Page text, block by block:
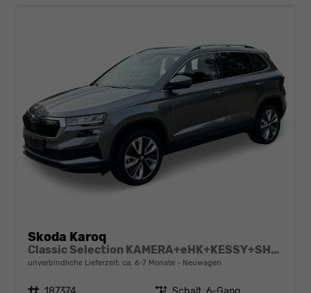
Skoda Karoq
Classic Selection KAMERA+eHK+KESSY+SHZ+SMARTLINK+LED+16" ALU
unverbindliche Lieferzeit: ca. 6-7 Monate Neuwagen